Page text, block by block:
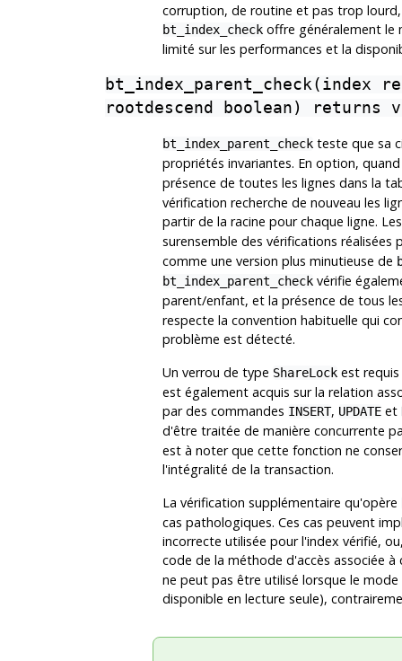
corruption, de routine et pas trop
bt_index_checkoffre généralement le
limité sur les performances et la
bt_index_parent_check(index
rootdescend boolean) returns
bt_index_parent_checkteste que sa
propriétés invariantes. En option,
présence de toutes les lignes dans la
vérification recherche de nouveau les
partir de la racine pour chaque ligne.
surensemble des vérifications réalisées
comme une version plus minutieuse de
bt_index_parent_checkvérifie
parent/enfant, et la présence de tous
respecte la convention habituelle qui
problème est détecté.
Un verrou de type ShareLockest requis
est également acquis sur la relation
par des commandes INSERT, UPDATEet
d'être traitée de manière concurrente
est à noter que cette fonction ne
l'intégralité de la transaction.
La vérification supplémentaire qu'opère
cas pathologiques. Ces cas peuvent
incorrecte utilisée pour l'index vérifié,
code de la méthode d'accès associée
ne peut pas être utilisé lorsque le
disponible en lecture seule),